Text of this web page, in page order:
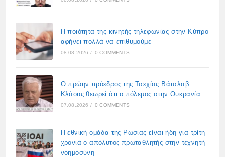
Η ποιότητα της κινητής τηλεφωνίας στην Κύπρο
αφήνει πολλά να επιθυμούμε
08.08.2026 / 0 COMMENTS
Ο πρώην πρόεδρος της Τσεχίας Βάτσλαβ
Κλάους θεωρεί ότι ο πόλεμος στην Ουκρανία
07.08.2026 / 0 COMMENTS
Η εθνική ομάδα της Ρωσίας είναι ήδη για τρίτη
χρονιά ο απόλυτος πρωταθλητής στην τεχνητή
νοημοσύνη